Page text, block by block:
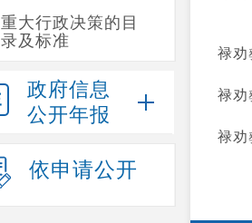
重大行政决策的目
录及标准
政府信息
公开年报
依申请公开
禄劝
禄劝
禄劝